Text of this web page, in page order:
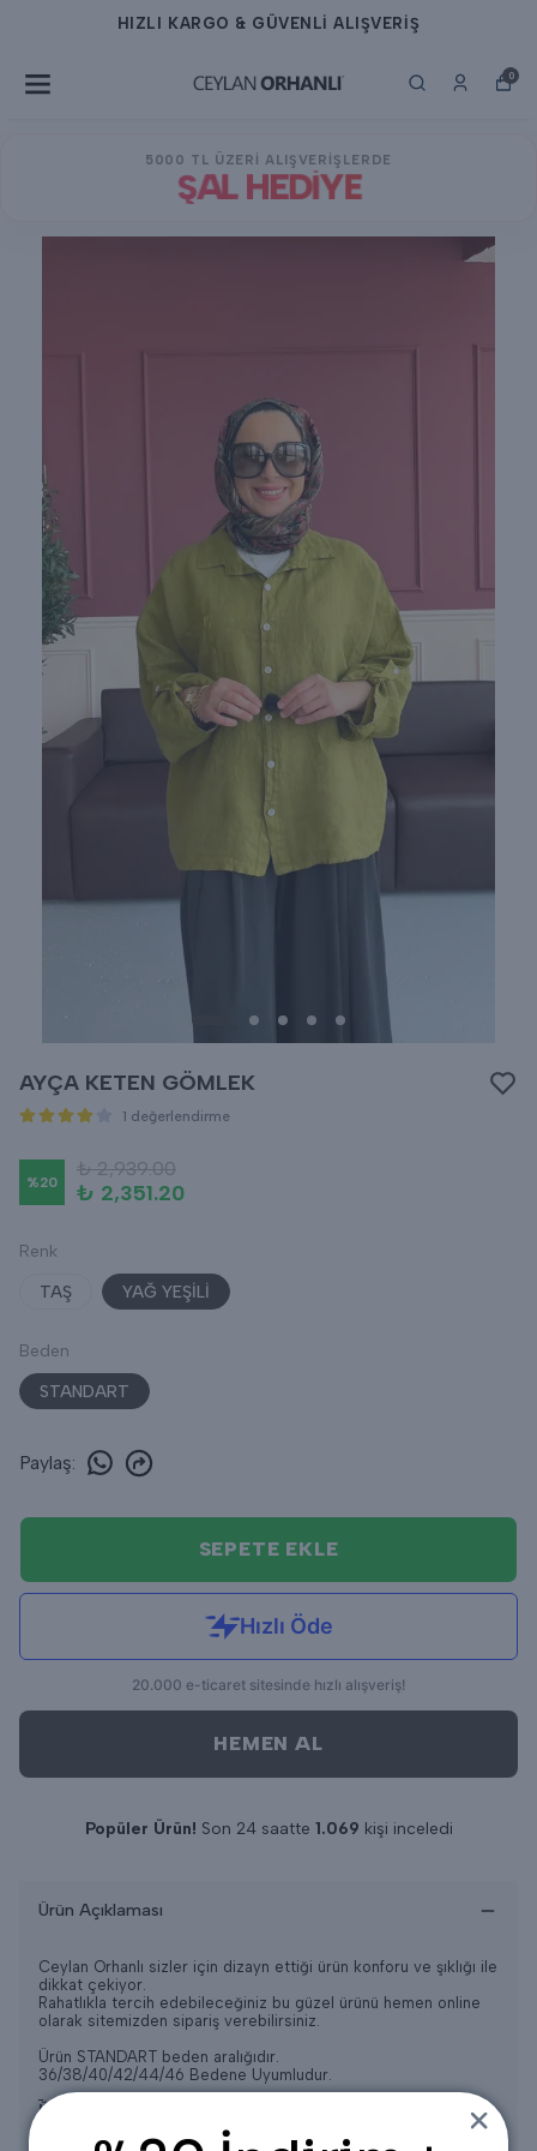
HIZLI KARGO & GÜVENLİ ALIŞVERİŞ
0
5000 TL ÜZERİ ALIŞVERİŞLERDE
ŞAL HEDİYE
AYÇA KETEN GÖMLEK
1 değerlendirme
%20
₺ 2,939.00
₺ 2,351.20
Renk
TAŞ
YAĞ YEŞİLİ
Beden
STANDART
Paylaş:
SEPETE EKLE
HEMEN AL
Popüler Ürün! Son 24 saatte 1.069 kişi inceledi
Ürün Açıklaması
Ceylan Orhanlı sizler için dizayn ettiği ürün konforu ve şıklığı ile
dikkat çekiyor.
Rahatlıkla tercih edebileceğiniz bu güzel ürünü hemen online
olarak sitemizden sipariş verebilirsiniz.
Ürün STANDART beden aralığıdır.
36/38/40/42/44/46 Bedene Uyumludur.
ÜRÜN ÖLÇÜLERİ
Ön Boyu = 62CM